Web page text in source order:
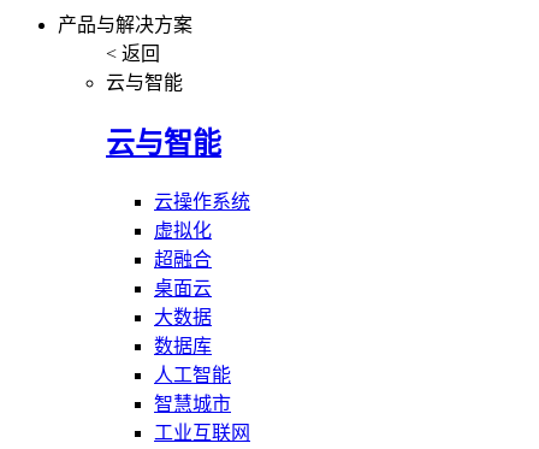
产品与解决方案
< 返回
云与智能
云与智能
云操作系统
虚拟化
超融合
桌面云
大数据
数据库
人工智能
智慧城市
工业互联网